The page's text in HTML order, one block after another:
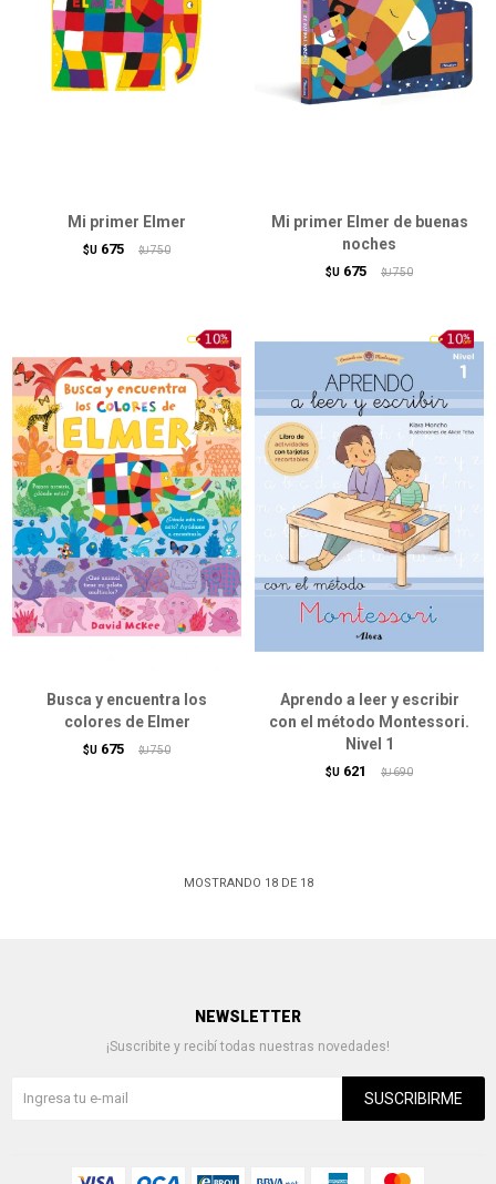
Mi primer Elmer
$U 675 $U 750
Mi primer Elmer de buenas
noches
$U 675 $U 750
Busca y encuentra los
colores de Elmer
$U 675 $U 750
Aprendo a leer y escribir
con el método Montessori.
Nivel 1
$U 621 $U 690
MOSTRANDO 18DE 18
NEWSLETTER
¡Suscribite y recibí todas nuestras novedades!
SUSCRIBIRME